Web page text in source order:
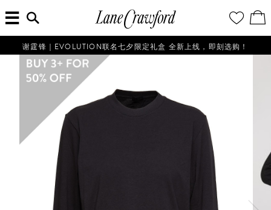
佛
探
时
的
愿
望
清
单
看
／
修
购
单
入
搜
索
信
息...
谢霆锋｜EVOLUTION联名七夕限定礼盒 全新上线，即刻选购！